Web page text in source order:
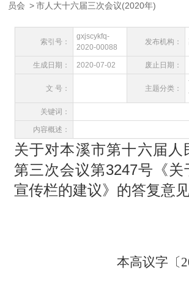
员会 > 市人大十六届三次会议(2020年)
索引号：
gxjscykfq-
2020-00088
发布机构：
生成日期： 2020-07-02 废止日期：
文 号： 主题分类：
关键词：
内容概述：
关于对本溪市第十六届人
第三次会议第3247号《关
宣传栏的建议》的答复意
本高议字〔